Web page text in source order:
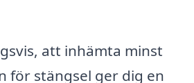
att inhämta minst
för stängsel ger dig en